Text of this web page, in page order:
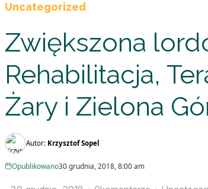
Uncategorized
Zwiększona
Rehabilitacja,
Żary i Zielona
Autor: Krzysztof Sopel
Opublikowano30 grudnia, 2018, 8:00 am